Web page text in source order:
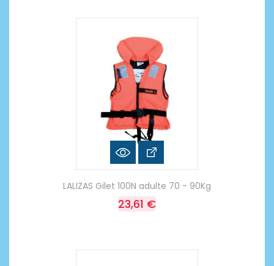
LALIZAS Gilet 100N adulte 70 - 90Kg
23,61 €